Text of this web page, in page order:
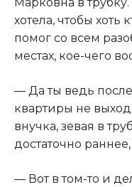
Марковна в
хотела, чтобы хоть
помог со всем
местах, кое-чего
— Да ты ведь
квартиры не
внучка, зевая в
достаточно раннее,
— Вот в том-то и